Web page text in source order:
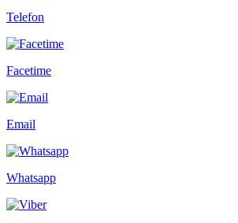
Telefon
Facetime
Email
Whatsapp